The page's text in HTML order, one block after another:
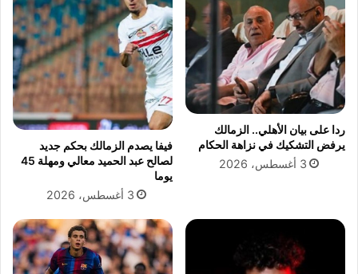
ص
ر
.
.
ا
ل
أ
س
ب
ل
.
.
ك
م
ا
ل
م
ب
ل
ذ
ي
ردا على بيان الأهلي.. الزمالك
يرفض التشكيك في نزاهة الحكام
3 أغسطس، 2026
فيفا يصدم الزمالك بحكم جديد
لصالح عبد الحميد معالي ومهلة 45
يوما
3 أغسطس، 2026